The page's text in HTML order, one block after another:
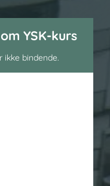
YSK-kurs
ikke bindende.